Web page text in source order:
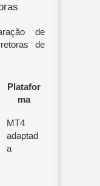
de
de
Platafor
ma
MT4
adaptad
a